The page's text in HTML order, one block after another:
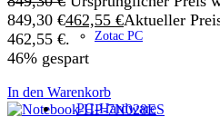
Zotac PC
PC-Hardware
Yoga
Lenovo
849,30 €462,55 €Aktueller
462,55 €.
46% gespart
In den Warenkorb